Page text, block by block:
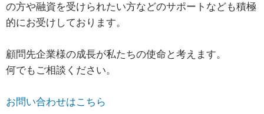
の方や融資を受けられたい方などのサポートなども積極
的にお受けしております。
顧問先企業様の成長が私たちの使命と考えます。
何でもご相談ください。
お問い合わせはこちら